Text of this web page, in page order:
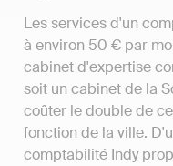
Les services d'un
à environ 50 € par
cabinet d'expertise
soit un cabinet de la
coûter le double de
fonction de la ville.
comptabilité Indy